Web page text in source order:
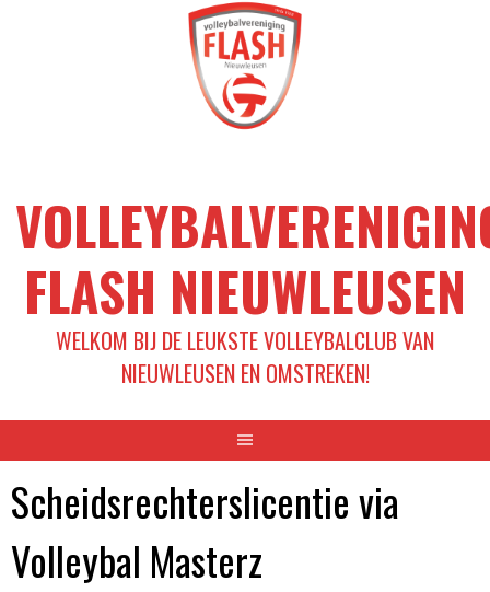
FLASH NIEUWLEUSEN
WELKOM BIJ DE LEUKSTE VOLLEYBALCLUB VAN
NIEUWLEUSEN EN OMSTREKEN!
Scheidsrechterslicentie via
Volleybal Masterz